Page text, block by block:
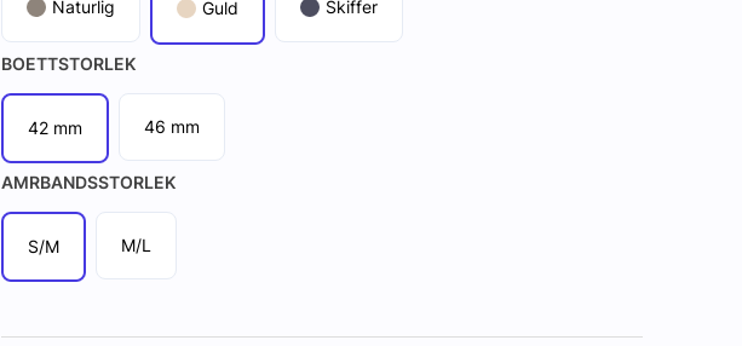
Naturlig Guld Skiffer
BOETTSTORLEK
42 mm 46 mm
AMRBANDSSTORLEK
S/M M/L